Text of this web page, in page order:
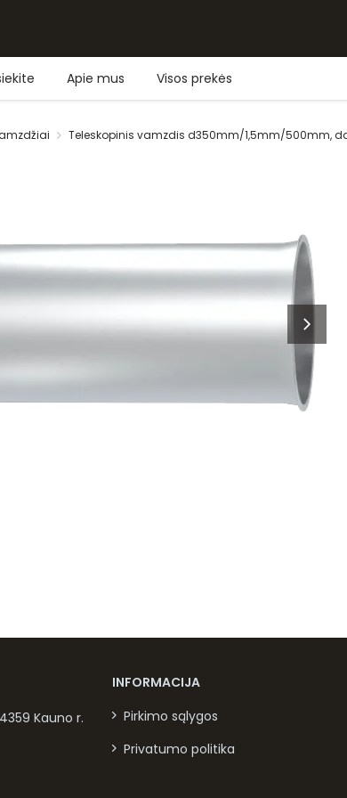
Apie mus Visos prekės
Teleskopinis vamzdis d350mm/1,5mm/500mm,
Kauno r.
INFORMACIJA
Pirkimo sąlygos
Privatumo politika